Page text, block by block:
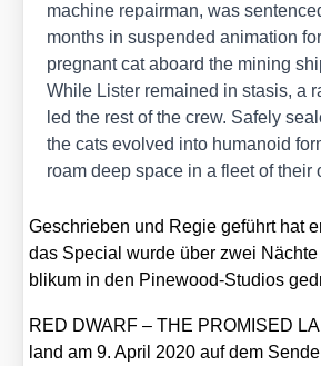
machi­ne repair­man, was
months in sus­pen­ded ani­ma­ti­on
pregnant cat aboard the mining
While Lis­ter remain­ed in sta­sis, a
led the rest of the crew. Safe­ly
the cats evol­ved into huma­no­id
roam deep space in a fleet of
Geschrie­ben und Regie geführt hat
das Spe­cial wur­de über zwei
bli­kum in den Pine­wood-Stu­di­os
RED DWARF – THE PROMISED
land am 9. April 2020 auf dem